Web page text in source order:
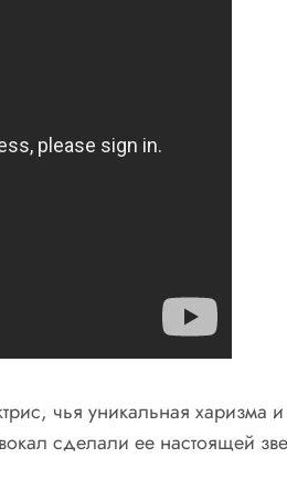
чья уникальная харизма
сделали ее настоящей